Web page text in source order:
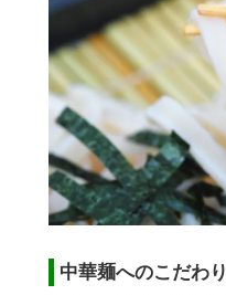
中華麺へのこだわり